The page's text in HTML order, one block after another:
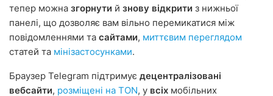
тепер можна згорнути й знову відкрити з нижньої
панелі, що дозволяє вам вільно перемикатися між
повідомленнями та сайтами, миттєвим переглядом
статей та мінізастосунками.
Браузер Telegram підтримує децентралізовані
вебсайти, розміщені на TON, у всіх мобільних